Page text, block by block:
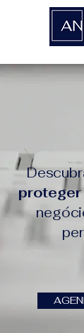
proteger